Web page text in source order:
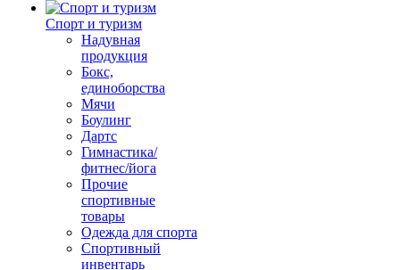
Спорт и туризм
Надувная
продукция
Бокс,
единоборства
Мячи
Боулинг
Дартс
Гимнастика/
фитнес/йога
Прочие
спортивные
товары
Одежда для спорта
Спортивный
инвентарь